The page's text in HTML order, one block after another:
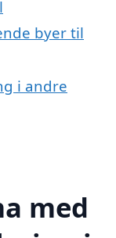
byer til
i andre
med